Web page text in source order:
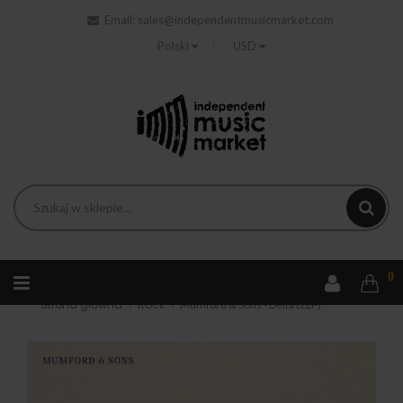
Email:
sales@independentmusicmarket.com
Polski
USD
0
Strona główna Rock Mumford & Sons - Delta (2LP)